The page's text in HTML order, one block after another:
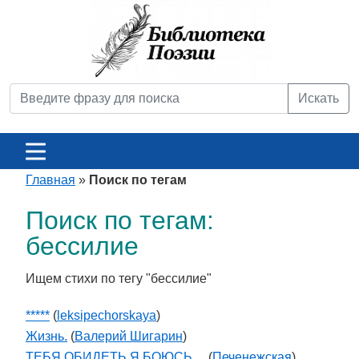
Искать
Главная » Поиск по тегам
Поиск по тегам:
бессилие
Ищем стихи по тегу "бессилие"
***** ( leksipechorskaya)
Жизнь. (Валерий Шигарин)